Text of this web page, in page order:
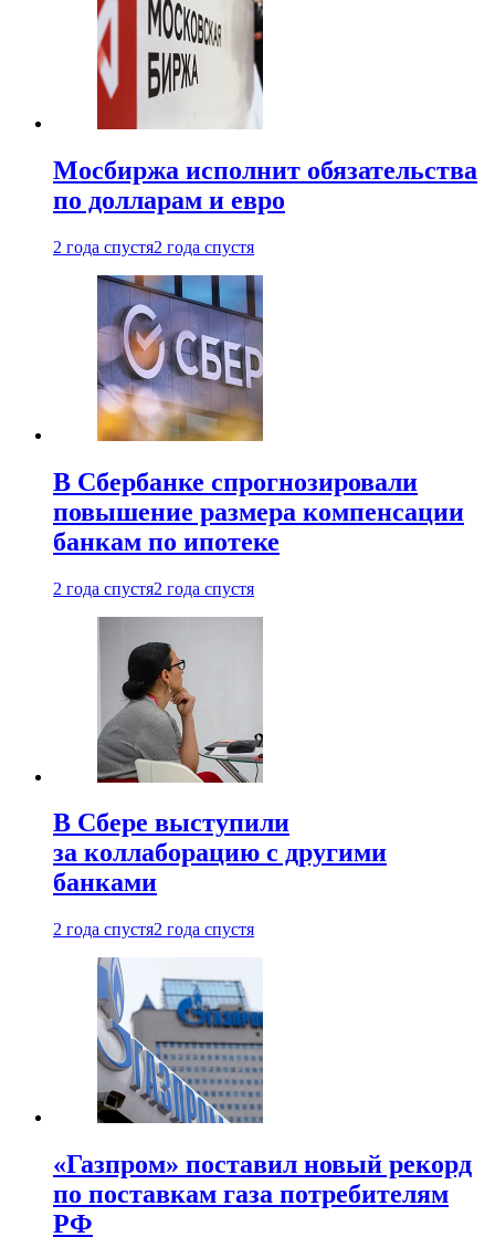
Мосбиржа исполнит обязательства
по долларам и евро
2 года спустя2 года спустя
В Сбербанке спрогнозировали
повышение размера компенсации
банкам по ипотеке
2 года спустя2 года спустя
В Сбере выступили
за коллаборацию с другими
банками
2 года спустя2 года спустя
«Газпром» поставил новый рекорд
по поставкам газа потребителям
РФ